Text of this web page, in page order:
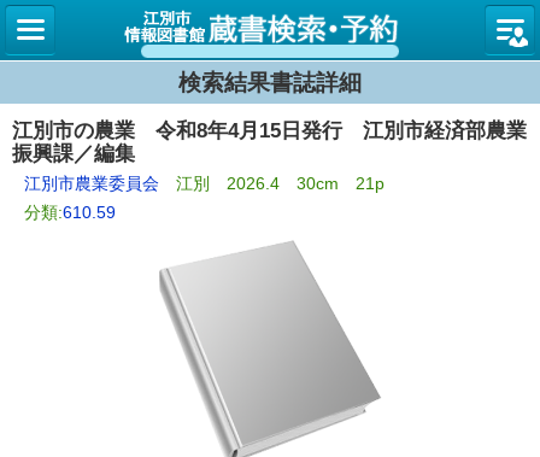
図書館
検索結果書誌詳細
江別市の農業 令和8年4月15日発行 江別市経済部農業
振興課／編集
江別市農業委員会 江別 2026.4 30cm 21p
分類:610.59